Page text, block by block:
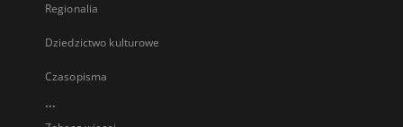
Regionalia
Dziedzictwo kulturowe
Czasopisma
...